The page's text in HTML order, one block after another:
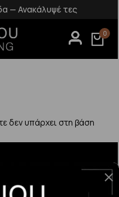
— Ανακάλυψέ τες
0
δεν υπάρχει στη βάση